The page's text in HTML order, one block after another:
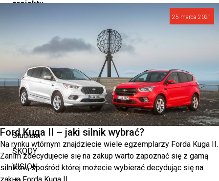
projektu,
glinianych
prototypów,
po
światową
premierę.
Studium
ŠKODY
VISION
25 marca 2021
Ford Kuga II – jaki silnik wybrać?
Na rynku wtórnym znajdziecie wiele egzemplarzy Forda Kuga II.
Zanim zdecydujecie się na zakup warto zapoznać się z gamą
silników, spośród której możecie wybierać decydując się na